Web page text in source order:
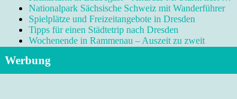
Nationalpark Sächsische Schweiz mit Wanderführer
Spielplätze und Freizeitangebote in Dresden
Tipps für einen Städtetrip nach Dresden
Wochenende in Rammenau – Auszeit zu zweit
Werbung